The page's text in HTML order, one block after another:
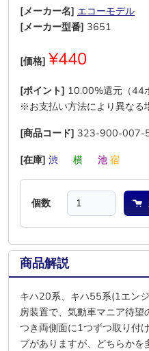
[メーカー名] エコーモデル
[メーカー型番] 3651
[価格] ¥440
[ポイント] 10.00%還元（44
※お支払い方法により異なる
[商品コード] 323-900-007-
[在庫] 渋 横 池 宿
個数
商品解説
キハ20系、キハ55系(1エン
房装置で、気動車マニア待
つき両側面に1つずつ取り付
プがありますが、どちらか